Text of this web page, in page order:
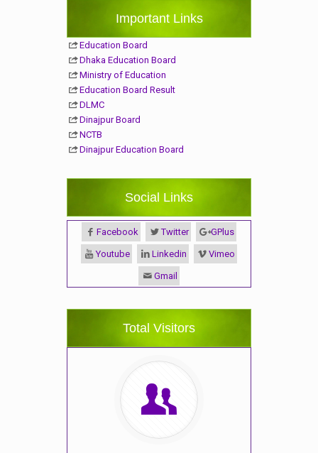
Important Links
Education Board
Dhaka Education Board
Ministry of Education
Education Board Result
DLMC
Dinajpur Board
NCTB
Dinajpur Education Board
Social Links
Facebook Twitter GPlus
Youtube Linkedin Vimeo
Gmail
Total Visitors